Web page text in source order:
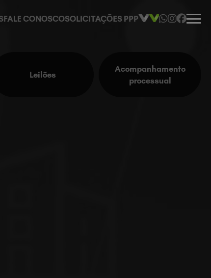
FALE CONOSCOSOLICITAÇÕES PPP
Leilões
Acompanhamento
processual